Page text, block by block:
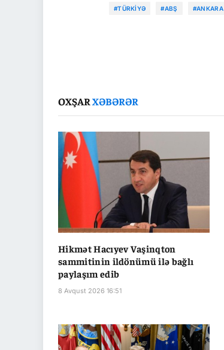
#TÜRKIYƏ #ABŞ #ANKARA
OXŞARXƏBƏRƏR
Hikmət Hacıyev Vaşinqton
sammitinin ildönümü ilə bağlı
paylaşım edib
8 Avqust 2026 16:51